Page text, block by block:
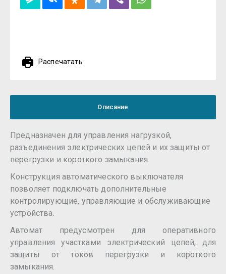
Распечатать
Описание
Предназначен для управления нагрузкой,
разъединения электрических цепей и их защиты от
перегрузки и короткого замыкания.
Конструкция автоматического выключателя
позволяет подключать дополнительные
контролирующие, управляющие и обслуживающие
устройства.
Автомат предусмотрен для оперативного
управления участками электрический цепей, для
защиты от токов перегрузки и короткого
замыкания.